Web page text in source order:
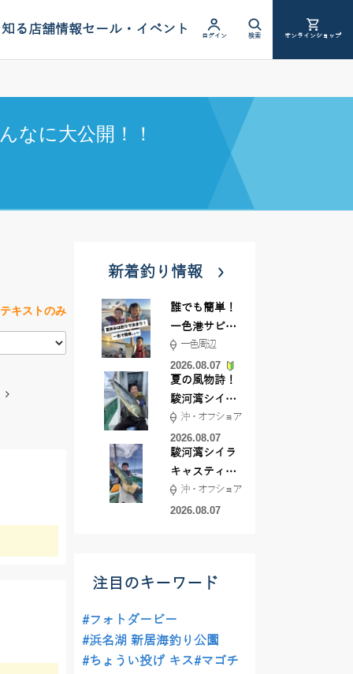
る店舗情報セール・イベント ログイン 検索 オンラインショップ
なに大公開！！
テキストのみ
新着釣り情報
誰でも簡単！
一色港サビキ
＆ちょい投げ
一色周辺
2026.08.07
夏の風物詩！
駿河湾シイラ
キャスティン
グ行ってきま
した！！
沖・オフショア
2026.08.07
駿河湾シイラ
キャスティン
グ行ってきま
した！
沖・オフショア
2026.08.07
注目のキーワード
#フォトダービー
#浜名湖 新居海釣り公園
#ちょうい投げ キス#マゴチ